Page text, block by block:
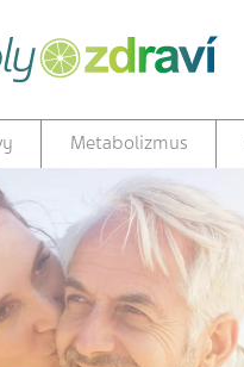
Metabolizmus